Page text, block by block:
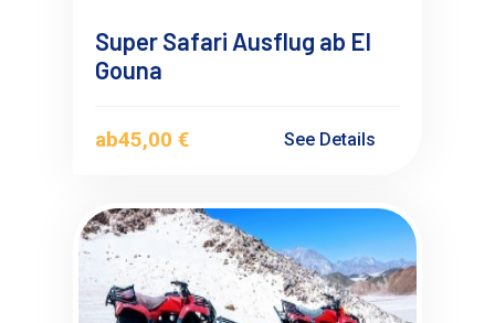
Super Safari Ausflug ab El
Gouna
ab45,00 € See Details